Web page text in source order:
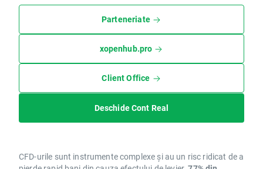
Parteneriate
xopenhub.pro
Client Office
Deschide Cont Real
CFD-urile sunt instrumente complexe și au un risc ridicat de a